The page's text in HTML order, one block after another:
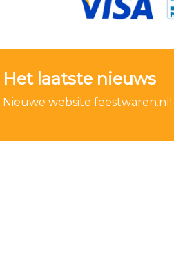
Het laatste nieuws
Nieuwe website feestwaren.nl!